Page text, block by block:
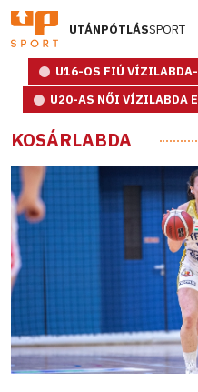
UTÁNPÓTLÁSSPORT
U16-OS FIÚ
U20-AS NŐI VÍZILABDA
KOSÁRLABDA